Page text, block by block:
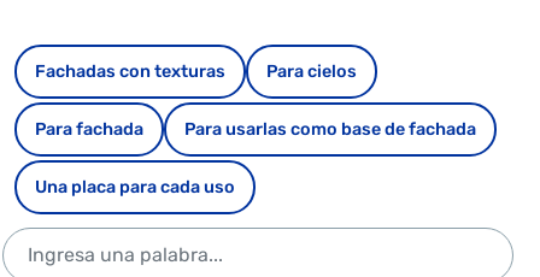
Fachadas con texturas Para cielos
Para fachada Para usarlas como base de fachada
Una placa para cada uso